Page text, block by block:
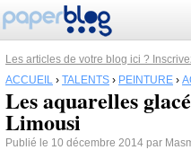
Les articles de votre blog ici ?
ACCUEIL › TALENTS › PEINTURE ›
Les aquarelles
Limousi
Publié le 10 décembre 2014 par